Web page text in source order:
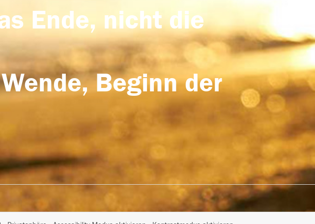
Ende, nicht die
Beginn der